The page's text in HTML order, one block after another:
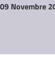
09 Novembre